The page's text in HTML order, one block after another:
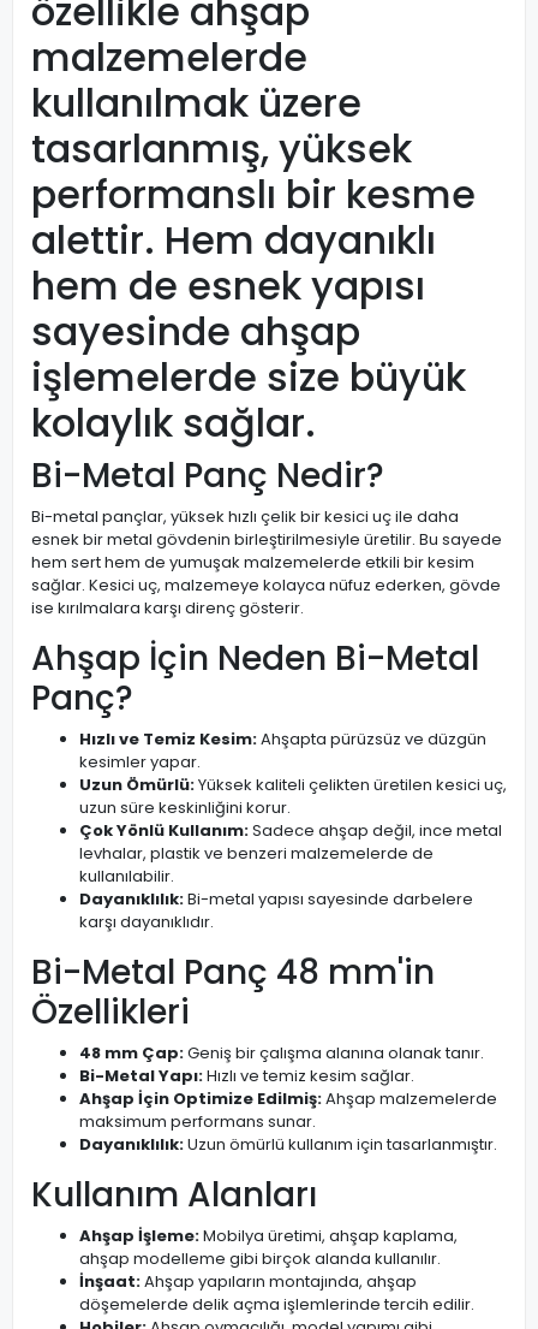
özellikle ahşap
malzemelerde
kullanılmak üzere
tasarlanmış, yüksek
performanslı bir kesme
alettir. Hem dayanıklı
hem de esnek yapısı
sayesinde ahşap
işlemelerde size büyük
kolaylık sağlar.
Bi-Metal Panç Nedir?
Bi-metal pançlar, yüksek hızlı çelik bir kesici uç ile daha
esnek bir metal gövdenin birleştirilmesiyle üretilir. Bu sayede
hem sert hem de yumuşak malzemelerde etkili bir kesim
sağlar. Kesici uç, malzemeye kolayca nüfuz ederken, gövde
ise kırılmalara karşı direnç gösterir.
Ahşap İçin Neden Bi-Metal
Panç?
Hızlı ve Temiz Kesim:Ahşapta pürüzsüz ve düzgün
kesimler yapar.
Uzun Ömürlü:Yüksek kaliteli çelikten üretilen kesici uç,
uzun süre keskinliğini korur.
Çok Yönlü Kullanım:Sadece ahşap değil, ince metal
levhalar, plastik ve benzeri malzemelerde de
kullanılabilir.
Dayanıklılık:Bi-metal yapısı sayesinde darbelere
karşı dayanıklıdır.
Bi-Metal Panç 48 mm'in
Özellikleri
48 mm Çap:Geniş bir çalışma alanına olanak tanır.
Bi-Metal Yapı:Hızlı ve temiz kesim sağlar.
Ahşap İçin Optimize Edilmiş:Ahşap malzemelerde
maksimum performans sunar.
Dayanıklılık:Uzun ömürlü kullanım için tasarlanmıştır.
Kullanım Alanları
Ahşap İşleme:Mobilya üretimi, ahşap kaplama,
ahşap modelleme gibi birçok alanda kullanılır.
İnşaat:Ahşap yapıların montajında, ahşap
döşemelerde delik açma işlemlerinde tercih edilir.